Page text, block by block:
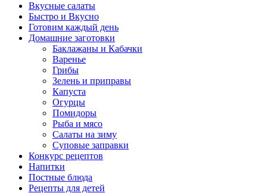
Вкусные салаты
Быстро и Вкусно
Готовим каждый день
Домашние заготовки
Баклажаны и Кабачки
Варенье
Грибы
Зелень и приправы
Капуста
Огурцы
Помидоры
Рыба и мясо
Салаты на зиму
Суповые заправки
Конкурс рецептов
Напитки
Постные блюда
Рецепты для детей